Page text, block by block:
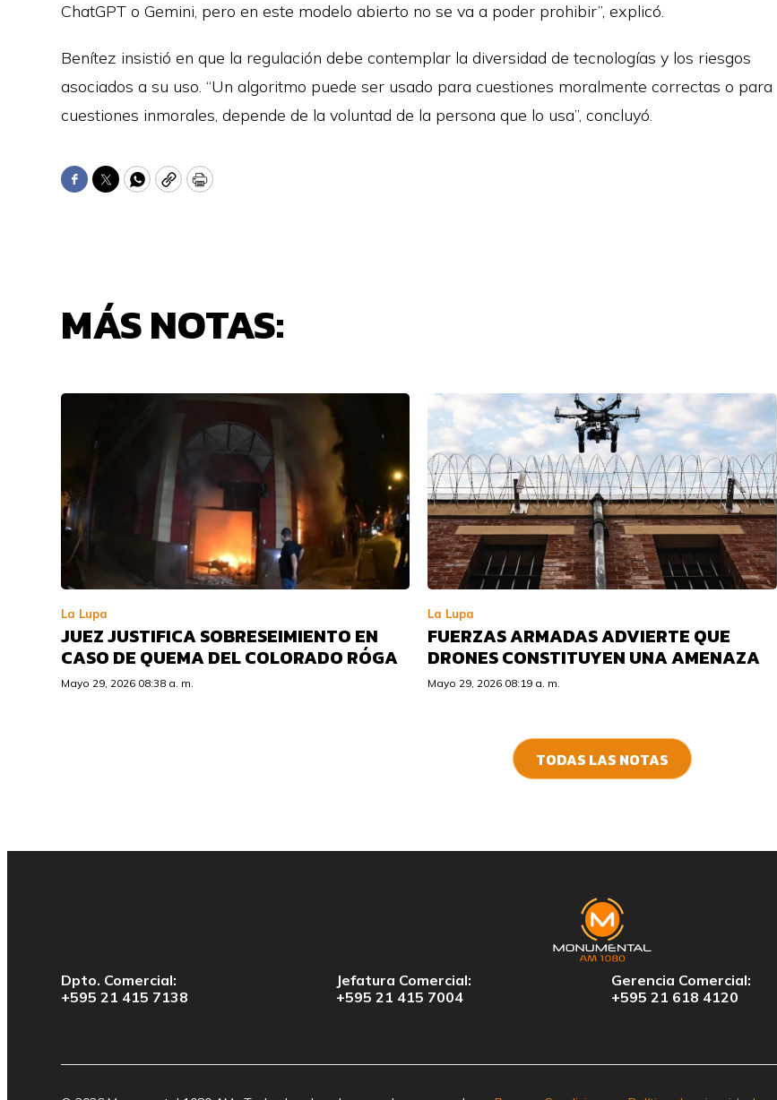
ChatGPT o Gemini, pero en este modelo abierto no se va a poder prohibir”, explicó.
Benítez insistió en que la regulación debe contemplar la diversidad de tecnologías y los riesgos
asociados a su uso. “Un algoritmo puede ser usado para cuestiones moralmente correctas o para
cuestiones inmorales, depende de la voluntad de la persona que lo usa”, concluyó.
Facebook
TwitterWhatsApp
CopyPrint
MÁS NOTAS:
La Lupa
JUEZ JUSTIFICA SOBRESEIMIENTO EN
CASO DE QUEMA DEL COLORADO RÓGA
Mayo 29, 2026 08:38 a. m.
La Lupa
FUERZAS ARMADAS ADVIERTE QUE
DRONES CONSTITUYEN UNA AMENAZA
Mayo 29, 2026 08:19 a. m.
TODAS LAS NOTAS
Dpto. Comercial:
+595 21 415 7138
Jefatura Comercial:
+595 21 415 7004
Gerencia Comercial:
+595 21 618 4120